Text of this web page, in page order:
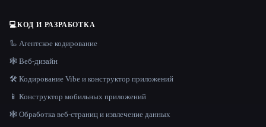
💻КОД И РАЗРАБОТКА
🦾 Агентское кодирование
🕸 Веб-дизайн
🛠️ Кодирование Vibe и конструктор приложений
📱 Конструктор мобильных приложений
🕸️ Обработка веб-страниц и извлечение данных